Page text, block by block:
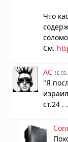
Что
См.
AC
"Я
ст.24 .